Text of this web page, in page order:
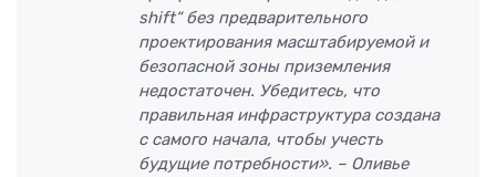
shift“ без предварительного
проектирования масштабируемой и
безопасной зоны приземления
недостаточен. Убедитесь, что
правильная инфраструктура создана
с самого начала, чтобы учесть
будущие потребности». – Оливье